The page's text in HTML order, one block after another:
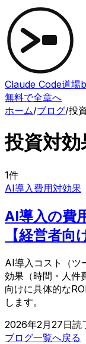
Claude Code道場
無料で全章へ
ホーム/ブログ/投
投資対効
1件
AI導入 費用対効果
AI導入の費
【経営者向
AI導入コスト（ツ
効果（時間・人件
向けに具体的な
します。
2026年2月27日読
ブログ一覧へ戻る